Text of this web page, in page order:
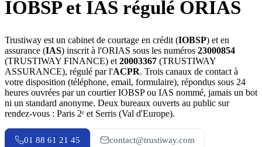
IOBSP et IAS régulé ORIAS
Trustiway est un cabinet de courtage en crédit (IOBSP) et en
assurance (IAS) inscrit à l'ORIAS sous les numéros 23000854
(TRUSTIWAY FINANCE) et 20003367 (TRUSTIWAY
ASSURANCE), régulé par l'ACPR. Trois canaux de contact à
votre disposition (téléphone, email, formulaire), répondus sous 24
heures ouvrées par un courtier IOBSP ou IAS nommé, jamais un bot
ni un standard anonyme. Deux bureaux ouverts au public sur
rendez-vous : Paris 2ᵉ et Serris (Val d'Europe).
01 88 61 21 45 contact@trustiway.com